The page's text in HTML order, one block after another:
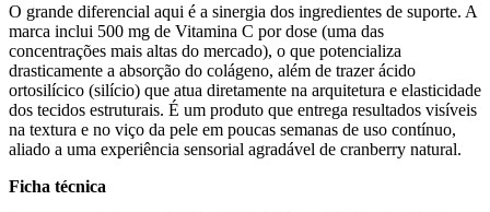
O grande diferencial aqui é a sinergia dos ingredientes de suporte. A
marca inclui 500 mg de Vitamina C por dose (uma das
concentrações mais altas do mercado), o que potencializa
drasticamente a absorção do colágeno, além de trazer ácido
ortosilícico (silício) que atua diretamente na arquitetura e elasticidade
dos tecidos estruturais. É um produto que entrega resultados visíveis
na textura e no viço da pele em poucas semanas de uso contínuo,
aliado a uma experiência sensorial agradável de cranberry natural.
Ficha técnica